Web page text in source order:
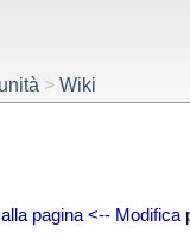
> Wiki
pagina <-- Modifica